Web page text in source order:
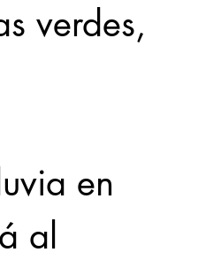
verdes,
en
al